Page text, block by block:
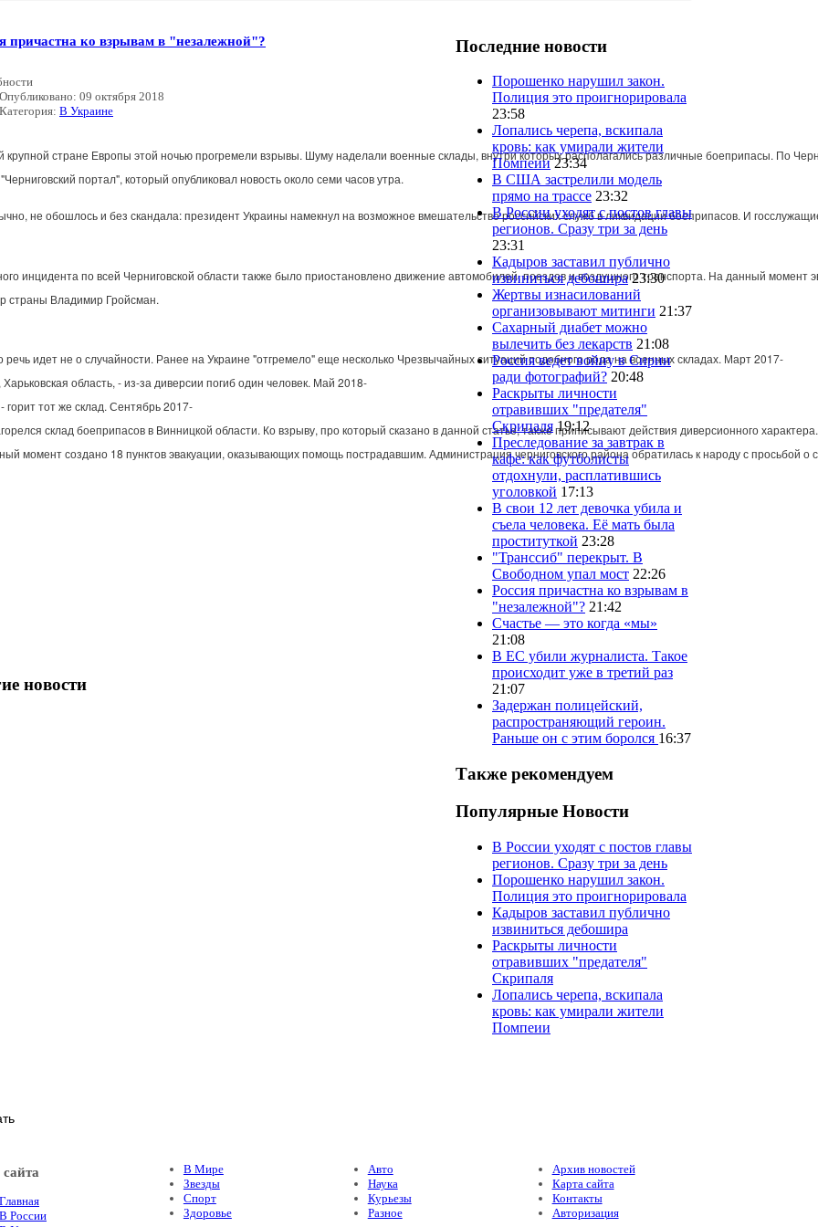
причастна ко взрывам в "незалежной"?
Опубликовано: 09 октября 2018
Категория: В Украине
крупной стране Европы этой ночьюпрогремели взрывы. Шумунаделали военные склады,внутрикоторыхрасполагалисьразличные боеприпасы. По
"Черниговский портал",который опубликовалновостьоколосеми часовутра.
,не обошлосьи без скандала:президентУкраины намекнулнавозможное вмешательствороссийскихслужбвликвидациибоеприпасов. И
инцидентаповсей Черниговской области также былоприостановленодвижение автомобилей,поездовивоздушноготранспорта. Наданный момент
страны Владимир Гройсман.
речьидетне ослучайности. Ранее наУкраине "отгремело"еще несколько Чрезвычайныхситуацийподобногороданавоенныхскладах. Март2017-
,Харьковская область, -из-задиверсии погибодин человек. Май 2018-
-гориттотже склад.Сентябрь2017-
складбоеприпасовв Винницкой области. Ковзрыву,прокоторый сказановданной статье,такжеприписываютдействия диверсионногохарактера
моментсоздано 18 пунктовэвакуации,оказывающихпомощьпострадавшим.Администрациячерниговскогорайонаобратиласькнародуспросьбой о
новости
Последние новости
Порошенко нарушил закон.
Полиция это проигнорировала
23:58
Лопались черепа, вскипала
кровь: как умирали жители
Помпеии 23:34
В США застрелили модель
прямо на трассе 23:32
В России уходят с постов главы
регионов. Сразу три за день
23:31
Кадыров заставил публично
извиниться дебошира 23:30
Жертвы изнасилований
организовывают митинги 21:37
Сахарный диабет можно
вылечить без лекарств 21:08
Россия ведет войну в Сирии
ради фотографий? 20:48
Раскрыты личности
отравивших "предателя"
Скрипаля 19:12
Преследование за завтрак в
кафе: как футболисты
отдохнули, расплатившись
уголовкой 17:13
В свои 12 лет девочка убила и
съела человека. Её мать была
проституткой 23:28
"Транссиб" перекрыт. В
Свободном упал мост 22:26
Россия причастна ко взрывам в
"незалежной"? 21:42
Счастье — это когда «мы»
21:08
В ЕС убили журналиста. Такое
происходит уже в третий раз
21:07
Задержан полицейский,
распространяющий героин.
Раньше он с этим боролся 16:37
Также рекомендуем
Популярные Новости
В России уходят с постов главы
регионов. Сразу три за день
Порошенко нарушил закон.
Полиция это проигнорировала
Кадыров заставил публично
извиниться дебошира
Раскрыты личности
отравивших "предателя"
Скрипаля
Лопались черепа, вскипала
кровь: как умирали жители
Помпеии
Главная
В России
В Мире
Звезды
Спорт
Здоровье
Авто
Наука
Курьезы
Разное
Архив новостей
Карта сайта
Контакты
Авторизация